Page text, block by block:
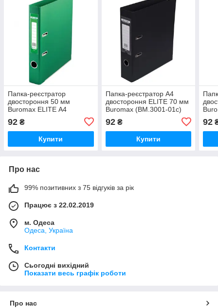
Папка-реєстратор
двостороння 50 мм
Buromax ELITE А4
92 ₴
Купити
Папка-реєстратор А4
двостороння ELITE 70 мм
Buromax (BM.3001-01c)
92₴
Купити
92
Про нас
99% позитивних з 75 відгуків за рік
Працює з 22.02.2019
м. Одеса
Одеса, Україна
Контакти
Сьогодні вихідний
Показати весь графік роботи
Про нас